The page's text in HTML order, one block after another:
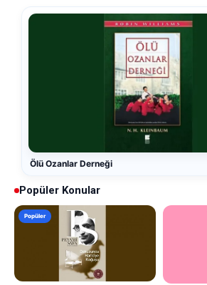
Ölü Ozanlar Derneği
Popüler Konular
Popüler